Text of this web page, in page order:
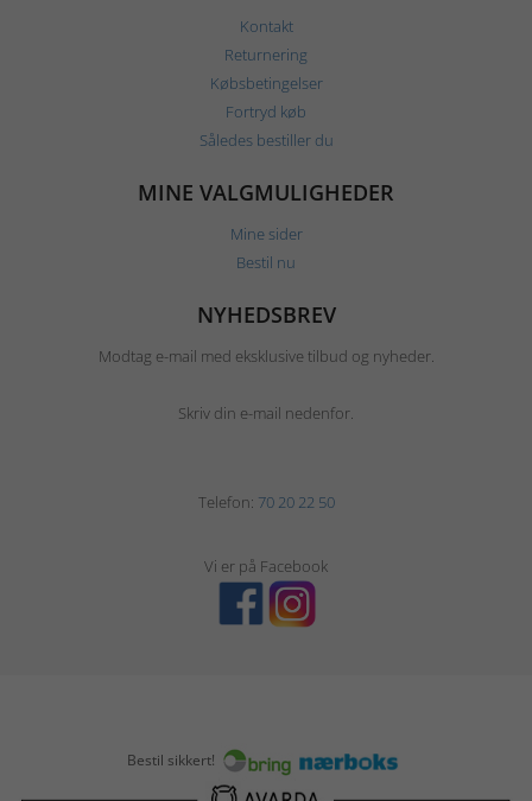
Kontakt
Returnering
Købsbetingelser
Fortryd køb
Således bestiller du
MINE VALGMULIGHEDER
Mine sider
Bestil nu
NYHEDSBREV
Modtag e-mail med eksklusive tilbud og nyheder.
Skriv din e-mail nedenfor.
Telefon: 70 20 22 50
Vi er på Facebook
Bestil sikkert!